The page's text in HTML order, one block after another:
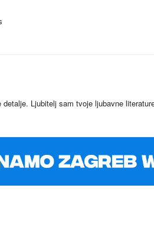
detalje. Ljubitelj sam tvoje ljubavne